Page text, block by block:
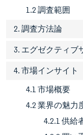
1.2 調査範囲
2. 調査方法論
3. エグゼクティブ
4. 市場インサイト
4.1 市場概要
4.2 業界の魅力
4.2.1 供給